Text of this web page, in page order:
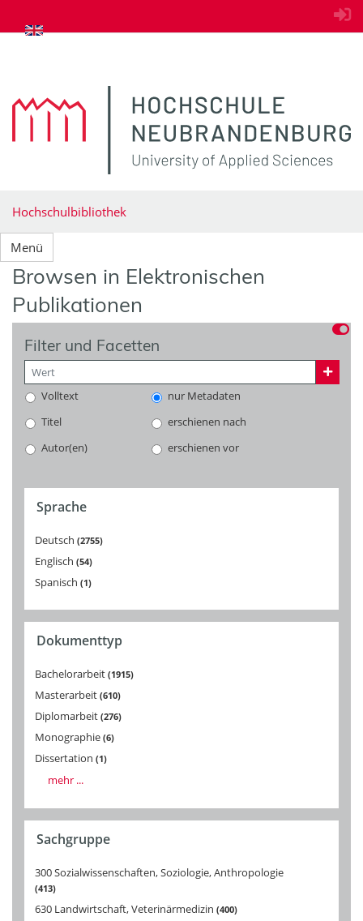
zum Inhalt springen
Hochschulbibliothek
Menü
Browsen in Elektronischen
Publikationen
Filter und Facetten
Volltext
nur Metadaten
Titel
erschienen nach
Autor(en)
erschienen vor
Sprache
Deutsch 2755
Englisch 54
Spanisch 1
Dokumenttyp
Bachelorarbeit 1915
Masterarbeit 610
Diplomarbeit 276
Monographie 6
Dissertation 1
mehr ...
Sachgruppe
300 Sozialwissenschaften, Soziologie, Anthropologie
413
630 Landwirtschaft, Veterinärmedizin 400